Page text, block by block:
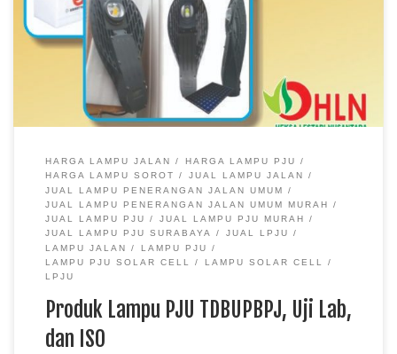
HARGA LAMPU JALAN
HARGA LAMPU PJU
HARGA LAMPU SOROT
JUAL LAMPU JALAN
JUAL LAMPU PENERANGAN JALAN UMUM
JUAL LAMPU PENERANGAN JALAN UMUM MURAH
JUAL LAMPU PJU
JUAL LAMPU PJU MURAH
JUAL LAMPU PJU SURABAYA
JUAL LPJU
LAMPU JALAN
LAMPU PJU
LAMPU PJU SOLAR CELL
LAMPU SOLAR CELL
LPJU
Produk Lampu PJU TDBUPBPJ, Uji Lab,
dan ISO